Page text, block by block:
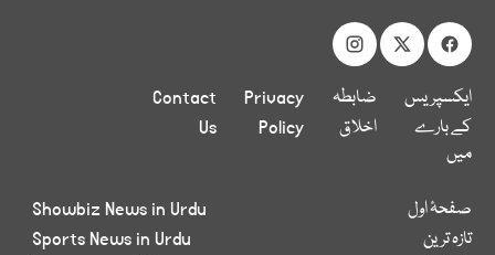
ایکسپریس
کے بارے
میں
ضابطہ
اخلاق
Privacy
Policy
Contact
Us
صفحۂ اول
تازہ ترین
Showbiz News in Urdu
Sports News in Urdu